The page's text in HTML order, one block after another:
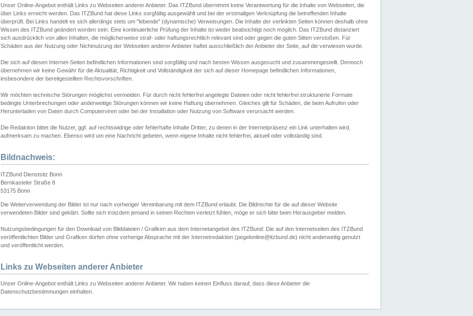
Unser Online-Angebot enthält Links zu Webseiten anderer Anbieter. Das ITZBund übernimmt keine Verantwortung für die Inhalte von Webseiten, die
über Links erreicht werden. Das ITZBund hat diese Links sorgfältig ausgewählt und bei der erstmaligen Verknüpfung die betreffenden Inhalte
überprüft. Bei Links handelt es sich allerdings stets um "lebende" (dynamische) Verweisungen. Die Inhalte der verlinkten Seiten können deshalb ohne
Wissen des ITZBund geändert worden sein. Eine kontinuierliche Prüfung der Inhalte ist weder beabsichtigt noch möglich. Das ITZBund distanziert
sich ausdrücklich von allen Inhalten, die möglicherweise straf- oder haftungsrechtlich relevant sind oder gegen die guten Sitten verstoßen. Für
Schäden aus der Nutzung oder Nichtnutzung der Webseiten anderer Anbieter haftet ausschließlich der Anbieter der Seite, auf die verwiesen wurde.
Die sich auf diesen Internet-Seiten befindlichen Informationen sind sorgfältig und nach besten Wissen ausgesucht und zusammengestellt. Dennoch
übernehmen wir keine Gewähr für die Aktualität, Richtigkeit und Vollständigkeit der sich auf dieser Homepage befindlichen Informationen,
insbesondere der bereitgestellten Rechtsvorschriften.
Wir möchten technische Störungen möglichst vermeiden. Für durch nicht fehlerfrei angelegte Dateien oder nicht fehlerfrei strukturierte Formate
bedingte Unterbrechungen oder anderweitige Störungen können wir keine Haftung übernehmen. Gleiches gilt für Schäden, die beim Aufrufen oder
Herunterladen von Daten durch Computerviren oder bei der Installation oder Nutzung von Software verursacht werden.
Die Redaktion bittet die Nutzer, ggf. auf rechtswidrige oder fehlerhafte Inhalte Dritter, zu denen in der Internetpräsenz ein Link unterhalten wird,
aufmerksam zu machen. Ebenso wird um eine Nachricht gebeten, wenn eigene Inhalte nicht fehlerfrei, aktuell oder vollständig sind.
Bildnachweis:
ITZBund Dienstsitz Bonn
Bernkasteler Straße 8
53175 Bonn
Die Weiterverwendung der Bilder ist nur nach vorheriger Vereinbarung mit dem ITZBund erlaubt. Die Bildrechte für die auf dieser Website
verwendeten Bilder sind geklärt. Sollte sich trotzdem jemand in seinen Rechten verletzt fühlen, möge er sich bitte beim Herausgeber melden.
Nutzungsbedingungen für den Download von Bilddateien / Grafiken aus dem Internetangebot des ITZBund: Die auf den Internetseiten des ITZBund
veröffentlichten Bilder und Grafiken dürfen ohne vorherige Absprache mit der Internetredaktion (pegelonline@itzbund.de) nicht anderweitig genutzt
und veröffentlicht werden.
Links zu Webseiten anderer Anbieter
Unser Online-Angebot enthält Links zu Webseiten anderer Anbieter. Wir haben keinen Einfluss darauf, dass diese Anbieter die
Datenschutzbestimmungen einhalten.